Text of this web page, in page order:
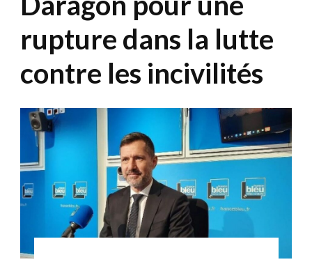
rupture dans la lutte
contre les incivilités